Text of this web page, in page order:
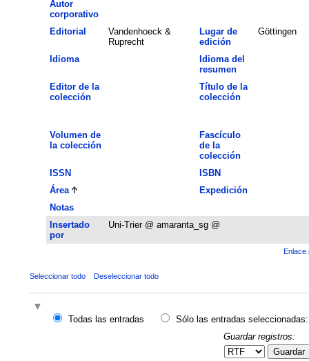
Autor
corporativo
Editorial
Vandenhoeck &
Ruprecht
Lugar de
edición
Göttingen
Idioma
Idioma del
resumen
Editor de la
colección
Título de la
colección
Volumen de
la colección
Fascículo
de la
colección
ISSN
ISBN
Área
Expedición
Notas
Insertado
por
Uni-Trier @ amaranta_sg @
Enlace
Seleccionar todo Deseleccionar todo
Todas las entradas
Sólo las entradas seleccionadas:
Guardar registros:
Guardar